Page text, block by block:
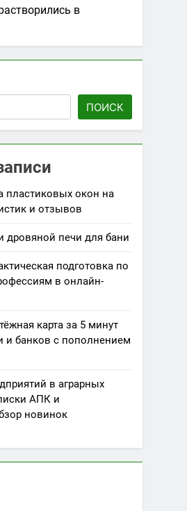
в
ПОИСК
пластиковых окон на
и отзывов
дровяной печи для бани
подготовка по
в онлайн-
карта за 5 минут
и банков с пополнением
в аграрных
АПК и
новинок